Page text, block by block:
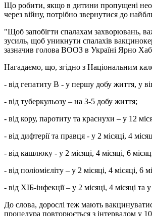
Що робити, якщо в дитини пропущені
через війну, потрібно звернутися до
"Щоб запобігти спалахам захворювань,
зусиль, щоб уникнути спалахів
зазначив голова ВООЗ в Україні Ярно
Нагадаємо, що, згідно з Національним
- від гепатиту В - у першу добу життя, у
- від туберкульозу – на 3-5 добу життя;
- від кору, паротиту та краснухи – у 12
- від дифтерії та правця - у 2 місяці, 4
- від кашлюку - у 2 місяці, 4 місяці, 6
- від поліомієліту – у 2 місяці, 4 місяці, 6
- від ХІБ-інфекції – у 2 місяці, 4 місяці та
До слова, дорослі теж мають
процедура повторюється з інтервалом у